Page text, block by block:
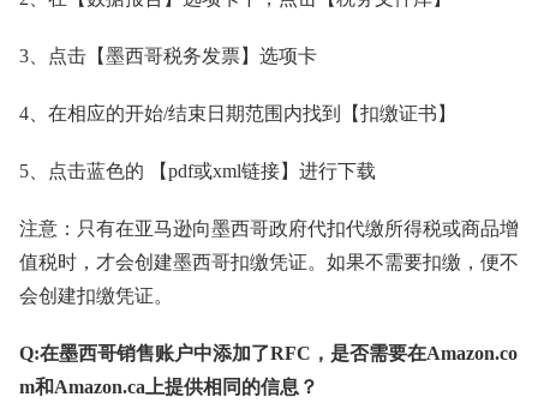
3、点击【墨西哥税务发票】选项卡
4、在相应的开始/结束日期范围内找到【扣缴证书】
5、点击蓝色的 【pdf或xml链接】进行下载
注意：只有在亚马逊向墨西哥政府代扣代缴所得税或商品增
值税时，才会创建墨西哥扣缴凭证。如果不需要扣缴，便不
会创建扣缴凭证。
Q:在墨西哥销售账户中添加了RFC，是否需要在Amazon.co
m和Amazon.ca上提供相同的信息？